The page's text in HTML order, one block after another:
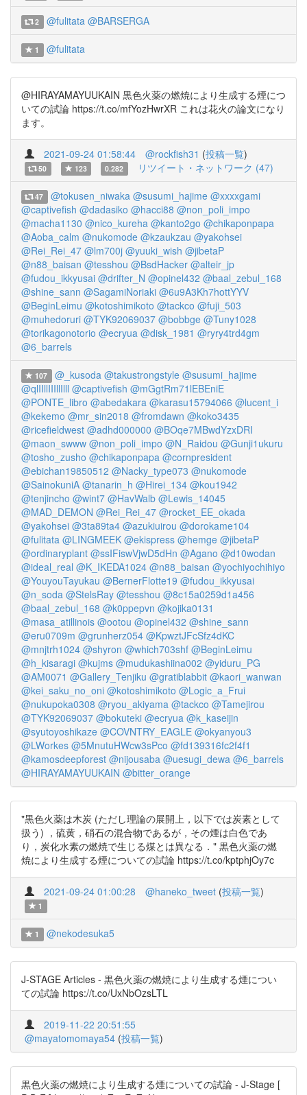
2 @fulitata @BARSERGA
1 @fulitata
@HIRAYAMAYUUKAIN 黒色火薬の燃焼により生成する煙につ
いての試論 https://t.co/mfYozHwrXR これは花火の論文になり
ます。
2021-09-24 01:58:44 @rockfish31 (投稿一覧)
50 123 0.282 リツイート・ネットワーク (47)
47 @tokusen_niwaka @susumi_hajime @xxxxgami
@captivefish @dadasiko @hacci88 @non_poli_impo
@macha1130 @nico_kureha @kanto2go @chikaponpapa
@Aoba_calm @nukomode @kzaukzau @yakohsei
@Rei_Rei_47 @lm700j @yuuki_wish @jibetaP
@n88_baisan @tesshou @BsdHacker @alteir_jp
@fudou_ikkyusai @drifter_N @opinel432 @baal_zebul_168
@shine_sann @SagamiNoriaki @6u9A3Kh7hottYYV
@BeginLeimu @kotoshimikoto @tackco @fuji_503
@muhedoruri @TYK92069037 @bobbge @Tuny1028
@torikagonotorio @ecryua @disk_1981 @ryry4trd4gm
@6_barrels
107 @_kusoda @takustrongstyle @susumi_hajime
@qlIIllIIIllIlll @captivefish @mGgtRm71lEBEniE
@PONTE_libro @abedakara @karasu15794066 @lucent_i
@kekemo @mr_sin2018 @fromdawn @koko3435
@ricefieldwest @adhd000000 @BOqe7MBwdYzxDRI
@maon_swww @non_poli_impo @N_Raidou @Gunji1ukuru
@tosho_zusho @chikaponpapa @cornpresident
@ebichan19850512 @Nacky_type073 @nukomode
@SainokuniA @tanarin_h @Hirei_134 @kou1942
@tenjincho @wint7 @HavWalb @Lewis_14045
@MAD_DEMON @Rei_Rei_47 @rocket_EE_okada
@yakohsei @3ta89ta4 @azukiuirou @dorokame104
@fulitata @LINGMEEK @ekispress @hemge @jibetaP
@ordinaryplant @ssIFiswVjwD5dHn @Agano @d10wodan
@ideal_real @K_IKEDA1024 @n88_baisan @yochiyochihiyo
@YouyouTayukau @BernerFlotte19 @fudou_ikkyusai
@n_soda @StelsRay @tesshou @8c15a0259d1a456
@baal_zebul_168 @k0ppepvn @kojika0131
@masa_atillinois @ootou @opinel432 @shine_sann
@eru0709m @grunherz054 @KpwztJFcSfz4dKC
@mnjtrh1024 @shyron @which703shf @BeginLeimu
@h_kisaragi @kujms @mudukashiina002 @yiduru_PG
@AM0071 @Gallery_Tenjiku @gratiblabbit @kaori_wanwan
@kei_saku_no_oni @kotoshimikoto @Logic_a_Frui
@nukupoka0308 @ryou_akiyama @tackco @Tamejirou
@TYK92069037 @bokuteki @ecryua @k_kaseijin
@syutoyoshikaze @COVNTRY_EAGLE @okyanyou3
@LWorkes @5MnutuHWcw3sPco @fd139316fc2f4f1
@kamosdeepforest @nijousaba @uesugi_dewa @6_barrels
@HIRAYAMAYUUKAIN @bitter_orange
"黒色火薬は木炭 (ただし理論の展開上，以下では炭素として
扱う) ，硫黄，硝石の混合物であるが，その煙は白色であ
り，炭化水素の燃焼で生じる煤とは異なる．" 黒色火薬の燃
焼により生成する煙についての試論 https://t.co/kptphjOy7c
2021-09-24 01:00:28 @haneko_tweet (投稿一覧)
1
1 @nekodesuka5
J-STAGE Articles - 黒色火薬の燃焼により生成する煙につい
ての試論 https://t.co/UxNbOzsLTL
2019-11-22 20:51:55
@mayatomomaya54 (投稿一覧)
黒色火薬の燃焼により生成する煙についての試論 - J-Stage [